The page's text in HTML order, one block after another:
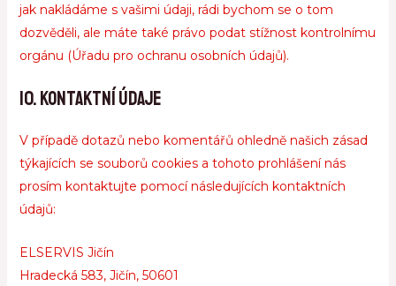
jak nakládáme s vašimi údaji, rádi bychom se o tom
dozvěděli, ale máte také právo podat stížnost kontrolnímu
orgánu (Úřadu pro ochranu osobních údajů).
10. Kontaktní údaje
V případě dotazů nebo komentářů ohledně našich zásad
týkajících se souborů cookies a tohoto prohlášení nás
prosím kontaktujte pomocí následujících kontaktních
údajů:
ELSERVIS Jičín
Hradecká 583, Jičín, 50601